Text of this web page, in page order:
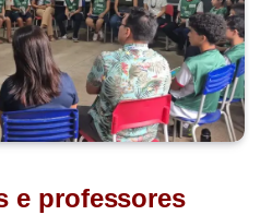
e professores